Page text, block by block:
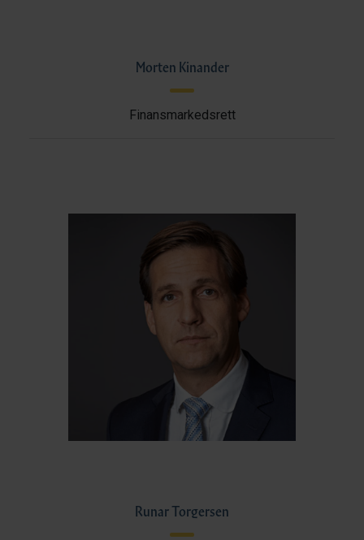
Morten Kinander
Finansmarkedsrett
Runar Torgersen